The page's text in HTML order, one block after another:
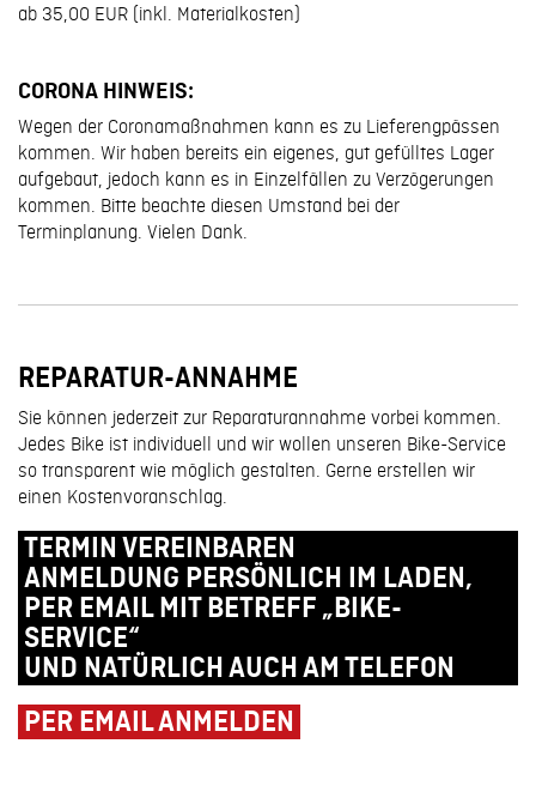
ab 35,00 EUR (inkl. Materialkosten)
CORONA HINWEIS:
Wegen der Coronamaßnahmen kann es zu Lieferengpässen
kommen. Wir haben bereits ein eigenes, gut gefülltes Lager
aufgebaut, jedoch kann es in Einzelfällen zu Verzögerungen
kommen. Bitte beachte diesen Umstand bei der
Terminplanung. Vielen Dank.
REPARATUR-ANNAHME
Sie können jederzeit zur Reparaturannahme vorbei kommen.
Jedes Bike ist individuell und wir wollen unseren Bike-Service
so transparent wie möglich gestalten. Gerne erstellen wir
einen Kostenvoranschlag.
TERMIN VEREINBAREN
ANMELDUNG PERSÖNLICH IM LADEN,
PER EMAIL MIT BETREFF „BIKE-
SERVICE“
UND NATÜRLICH AUCH AM TELEFON
PER EMAIL ANMELDEN